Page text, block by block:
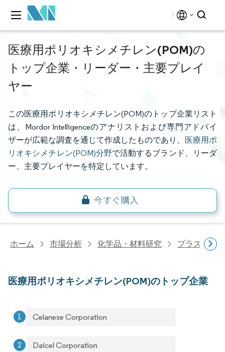
医療用ポリオキシメチレン(POM)の
トップ企業・リーダー・主要プレイ
ヤー
この医療用ポリオキシメチレン(POM)のトップ企業リスト
は、Mordor Intelligenceのアナリストおよび専門アドバイ
ザーが広範な調査を通じて作成したものであり、 医療用ポ
リオキシメチレン(POM)分野で活動するブランド、リーダ
ー、主要プレイヤーを特定しています。
ホーム 市場分析 化学品・材料研究 プラスチッ
医療用ポリオキシメチレン(POM)のトップ企業
Celanese Corporation
Daicel Corporation